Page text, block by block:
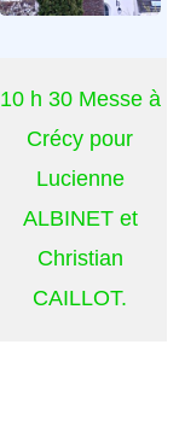
10 h 30 Messe à
Crécy pour
Lucienne
ALBINET et
Christian
CAILLOT.